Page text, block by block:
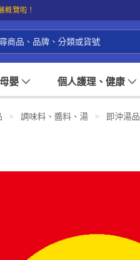
概覽啦！
母嬰 個人護理、健康
> 調味料、醬料、湯 > 即沖湯品